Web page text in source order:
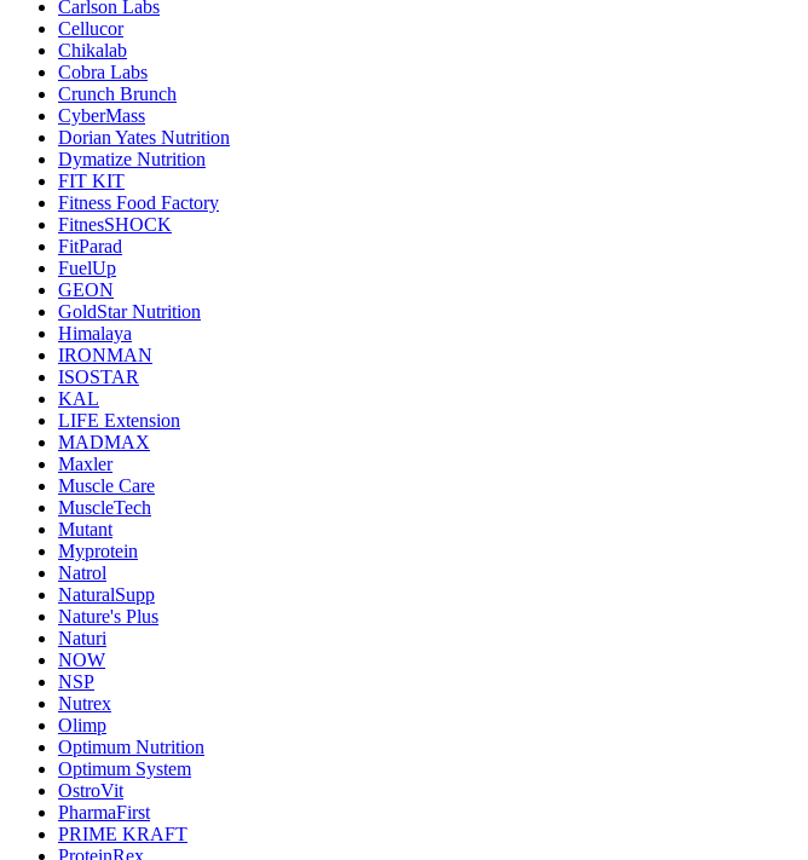
Carlson Labs
Cellucor
Chikalab
Cobra Labs
Crunch Brunch
CyberMass
Dorian Yates Nutrition
Dymatize Nutrition
FIT KIT
Fitness Food Factory
FitnesSHOCK
FitParad
FuelUp
GEON
GoldStar Nutrition
Himalaya
IRONMAN
ISOSTAR
KAL
LIFE Extension
MADMAX
Maxler
Muscle Care
MuscleTech
Mutant
Myprotein
Natrol
NaturalSupp
Nature's Plus
Naturi
NOW
NSP
Nutrex
Olimp
Optimum Nutrition
Optimum System
OstroVit
PharmaFirst
PRIME KRAFT
ProteinRex